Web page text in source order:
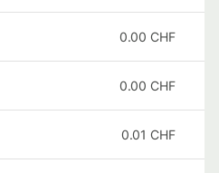
0.00 CHF
0.00 CHF
0.01 CHF